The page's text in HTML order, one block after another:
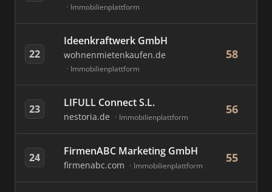
Immobilienplattform
22
Ideenkraftwerk GmbH
wohnenmietenkaufen.de
Immobilienplattform
58
23 LIFULL Connect S.L.
nestoria.de Immobilienplattform
56
24 FirmenABC Marketing GmbH
firmenabc.com Immobilienplattform
55